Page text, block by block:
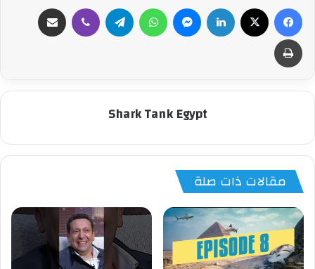
فيسبوك لينكدإن ماسنجر واتساب تيلقرام ڤايبر
طباعة
Shark Tank Egypt
مقالات ذات صلة